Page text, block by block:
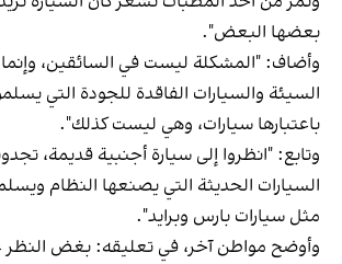
بعضها البعض".
وأضاف: "المشكلة ليست في السائقين، وإنما
السيئة والسيارات الفاقدة للجودة التي
باعتبارها سيارات، وهي ليست كذلك".
وتابع: "انظروا إلى سيارة أجنبية قديمة،
السيارات الحديثة التي يصنعها النظام
مثل سيارات بارس وبرايد".
وأوضح مواطن آخر، في تعليقه: بغض النظر